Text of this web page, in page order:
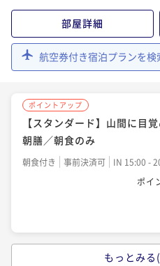
ポイントアップ
味わう特別ご滞在
二食付き 事前決済可
IN 15:00 -
【秋季限定】特選会席◆1日
美食プラン 「松茸の土瓶蒸
部屋詳細
航空券付き宿泊プランを検
ポイントアップ
【スタンダード】山間に目
朝膳／朝食のみ
朝食付き 事前決済可
IN 15:00 -
ポイ
もっとみ